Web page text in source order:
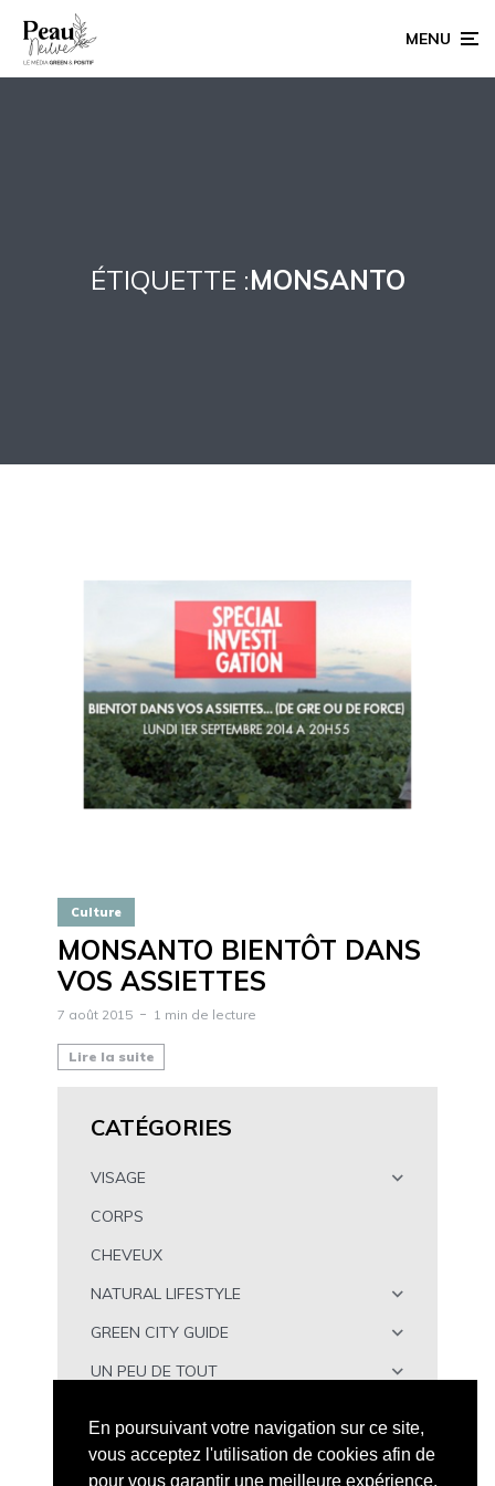
MENU
ÉTIQUETTE :MONSANTO
Culture
MONSANTO BIENTÔT DANS
VOS ASSIETTES
7 août 2015 1 min de lecture
Lire la suite
CATÉGORIES
VISAGE
CORPS
CHEVEUX
NATURAL LIFESTYLE
GREEN CITY GUIDE
UN PEU DE TOUT
En poursuivant votre navigation sur ce site,
vous acceptez l'utilisation de cookies afin de
pour vous garantir une meilleure expérience.